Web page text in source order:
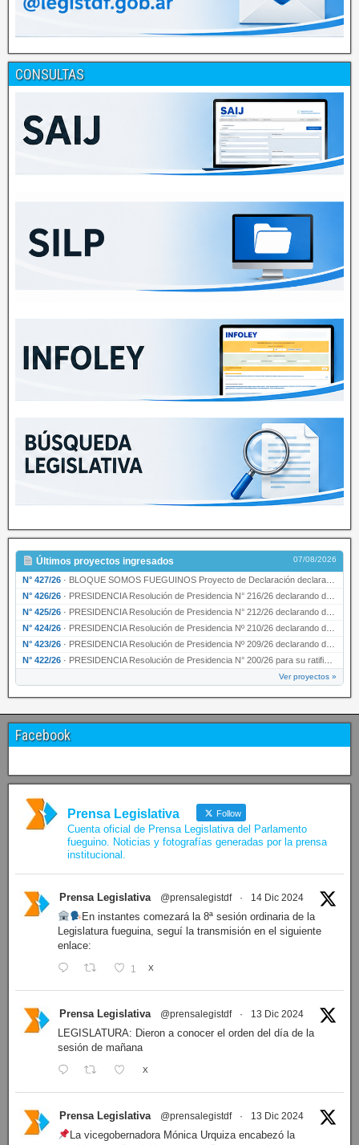
CONSULTAS
Últimos proyectos ingresados 07/08/2026
N° 427/26 · BLOQUE SOMOS FUEGUINOS Proyecto de Declaración declarando de interés provincial PRESIDENCI…
N° 426/26 · PRESIDENCIA Resolución de Presidencia N° 216/26 declarando de interés provincial la labor …
N° 425/26 · PRESIDENCIA Resolución de Presidencia N° 212/26 declarando de interés provincial el “50° A…
N° 424/26 · PRESIDENCIA Resolución de Presidencia Nº 210/26 declarando de interés provincial el proyec…
N° 423/26 · PRESIDENCIA Resolución de Presidencia Nº 209/26 declarando de interés provincial la presen…
N° 422/26 · PRESIDENCIA Resolución de Presidencia N° 200/26 para su ratificación.
Ver proyectos »
Facebook
Prensa Legislativa Follow
Cuenta oficial de Prensa Legislativa del Parlamento
fueguino. Noticias y fotografías generadas por la prensa
institucional.
Prensa Legislativa @prensalegistdf · 14 Dic 2024
En instantes comezará la 8ª sesión ordinaria de la
Legislatura fueguina, seguí la transmisión en el siguiente
enlace:
1 X
Prensa Legislativa @prensalegistdf · 13 Dic 2024
LEGISLATURA: Dieron a conocer el orden del día de la
sesión de mañana
X
Prensa Legislativa @prensalegistdf · 13 Dic 2024
La vicegobernadora Mónica Urquiza encabezó la